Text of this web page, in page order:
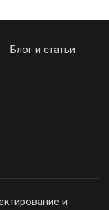
Блог и статьи
и